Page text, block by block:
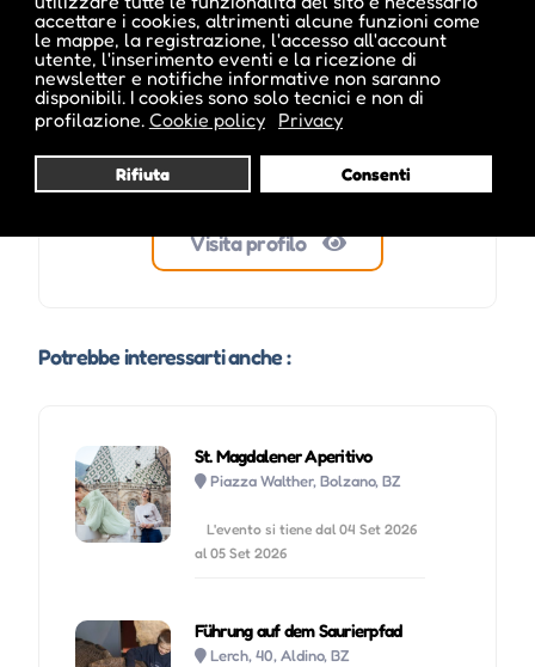
accettare i cookies, altrimenti alcune funzioni come
le mappe, la registrazione, l'accesso all'account
utente, l'inserimento eventi e la ricezione di
newsletter e notifiche informative non saranno
disponibili. I cookies sono solo tecnici e non di
profilazione. Cookie policy Privacy
Rifiuta Consenti
Visita profilo
Potrebbe interessarti anche :
St. Magdalener Aperitivo
Piazza Walther, Bolzano, BZ
L'evento si tiene dal 04 Set 2026
al 05 Set 2026
Führung auf dem Saurierpfad
Lerch, 40, Aldino, BZ